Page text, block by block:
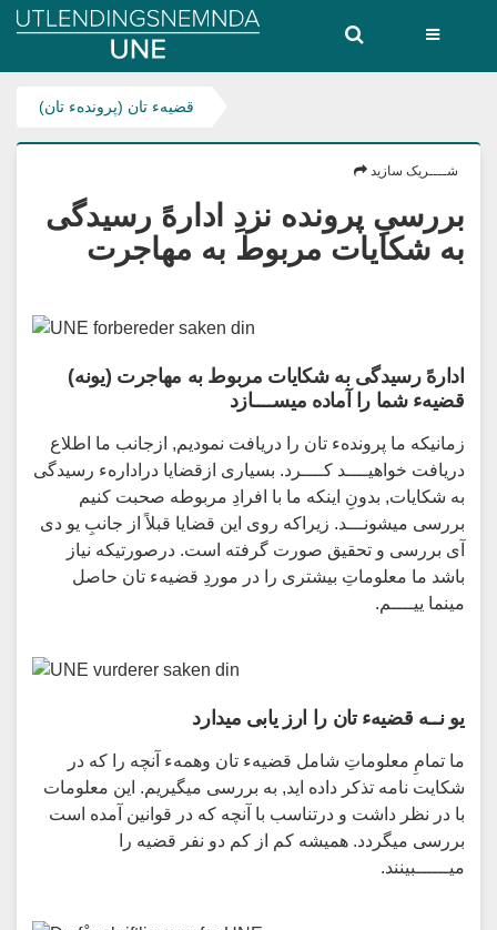
Utlendingsnemnda
قضیهء تان (پروندهء تان)
شــــریک سازید
بررسیِ پرونده نزدِ ادارهً رسیدگی
به شکایات مربوط به مهاجرت
ادارهً رسیدگی به شکایات مربوط به مهاجرت (یونه)
قضیهء شما را آماده میســــازد
زمانیکه ما پروندهء تان را دریافت نمودیم, ازجانب ما اطلاع
دریافت خواهیــــد کــــرد. بسیاری ازقضایا درادارهء رسیدگی
به شکایات, بدونِ اینکه ما با افرادِ مربوطه صحبت کنیم
بررسی میشونـــد. زیراکه روی این قضایا قبلاً از جانبِ یو دی
آی بررسی و تحقیق صورت گرفته است. درصورتیکه نیاز
باشد ما معلوماتِ بیشتری را در موردِ قضیهء تان حاصل
مینما ییــــم.
یو نــه قضیهء تان را ارز یابی میدارد
ما تمامِ معلوماتِ شامل قضیهء تان وهمهء آنچه را که در
شکایت نامه تذکر داده اید, به بررسی میگیریم. این معلومات
با در نظر داشت و درتناسب با آنچه که در قوانین آمده است
بررسی میگردد. همیشه کم از کم دو نفر قضیه را
میــــــبینند.